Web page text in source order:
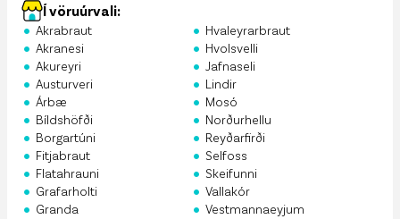
Í vöruúrvali:
• Akrabraut
• Akranesi
• Akureyri
• Austurveri
• Árbæ
• Bíldshöfði
• Borgartúni
• Fitjabraut
• Flatahrauni
• Grafarholti
• Granda
• Hvaleyrarbraut
• Hvolsvelli
• Jafnaseli
• Lindir
• Mosó
• Norðurhellu
• Reyðarfirði
• Selfoss
• Skeifunni
• Vallakór
• Vestmannaeyjum